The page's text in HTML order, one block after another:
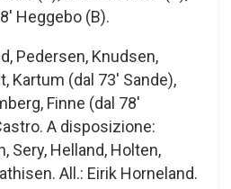
Heggebo (B).
Pedersen, Knudsen,
Kartum (dal 73′ Sande),
Finne (dal 78′
A disposizione:
Sery, Helland, Holten,
All.: Eirik Horneland.